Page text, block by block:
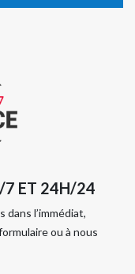
7 ET 24H/24
dans l’immédiat,
ou à nous